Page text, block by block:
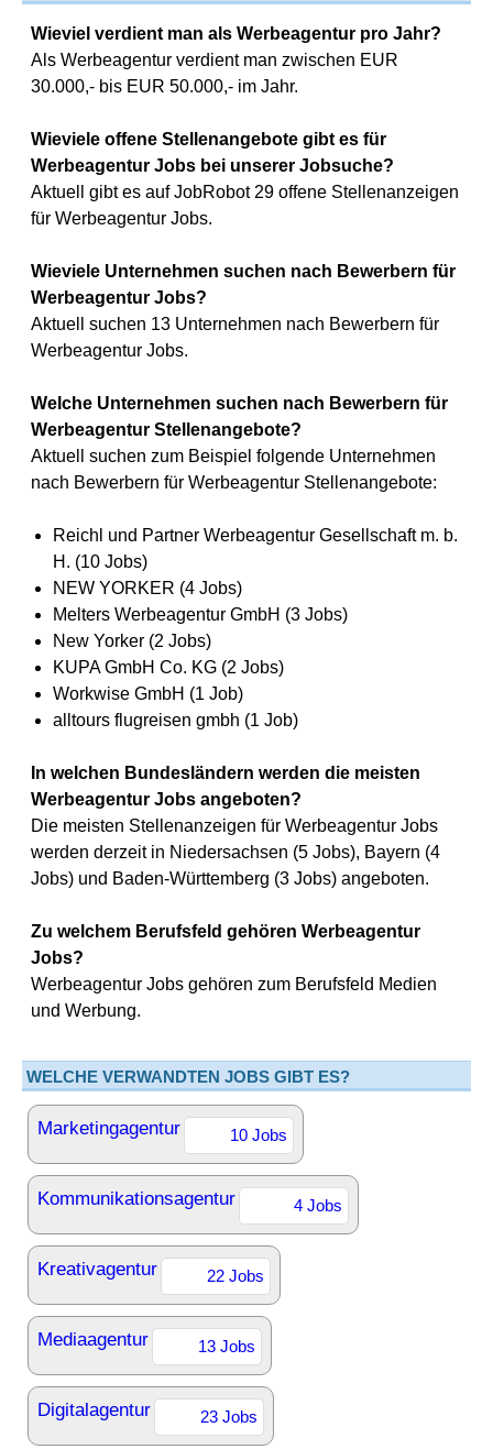
Wieviel verdient man als Werbeagentur pro Jahr?
Als Werbeagentur verdient man zwischen EUR
30.000,- bis EUR 50.000,- im Jahr.
Wieviele offene Stellenangebote gibt es für
Werbeagentur Jobs bei unserer Jobsuche?
Aktuell gibt es auf JobRobot 29 offene Stellenanzeigen
für Werbeagentur Jobs.
Wieviele Unternehmen suchen nach Bewerbern für
Werbeagentur Jobs?
Aktuell suchen 13 Unternehmen nach Bewerbern für
Werbeagentur Jobs.
Welche Unternehmen suchen nach Bewerbern für
Werbeagentur Stellenangebote?
Aktuell suchen zum Beispiel folgende Unternehmen
nach Bewerbern für Werbeagentur Stellenangebote:
Reichl und Partner Werbeagentur Gesellschaft m. b.
H. (10 Jobs)
NEW YORKER (4 Jobs)
Melters Werbeagentur GmbH (3 Jobs)
New Yorker (2 Jobs)
KUPA GmbH Co. KG (2 Jobs)
Workwise GmbH (1 Job)
alltours flugreisen gmbh (1 Job)
In welchen Bundesländern werden die meisten
Werbeagentur Jobs angeboten?
Die meisten Stellenanzeigen für Werbeagentur Jobs
werden derzeit in Niedersachsen (5 Jobs), Bayern (4
Jobs) und Baden-Württemberg (3 Jobs) angeboten.
Zu welchem Berufsfeld gehören Werbeagentur
Jobs?
Werbeagentur Jobs gehören zum Berufsfeld Medien
und Werbung.
WELCHE VERWANDTEN JOBS GIBT ES?
Marketingagentur 10 Jobs
Kommunikationsagentur 4 Jobs
Kreativagentur 22 Jobs
Mediaagentur 13 Jobs
Digitalagentur 23 Jobs